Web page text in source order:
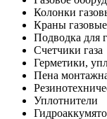
Колонки
Краны газовые
Подводка для
Счетчики газа
Герметики,
Пена
Уплотнители